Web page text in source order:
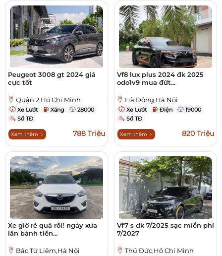
Peugeot 3008 gt 2024 giá
cực tốt
Quận 2,Hồ Chí Minh
Xe Lướt Xăng
28000
Số TĐ
Xem thêm 788 Triệu
Vf8 lux plus 2024 đk 2025
odo1v9 mua đứt...
Hà Đông,Hà Nội
Xe Lướt Điện
19000
Số TĐ
Xem thêm 820 Triệu
Xe giờ rẻ quá rồi! ngày xưa
lăn bánh tiền...
Bắc Từ Liêm,Hà Nội
Vf7 s dk 7/2025 sạc miển phí
7/2027
Thủ Đức,Hồ Chí Minh